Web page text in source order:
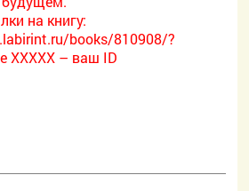
на книгу:
books/810908/?
ХХХХХ – ваш ID